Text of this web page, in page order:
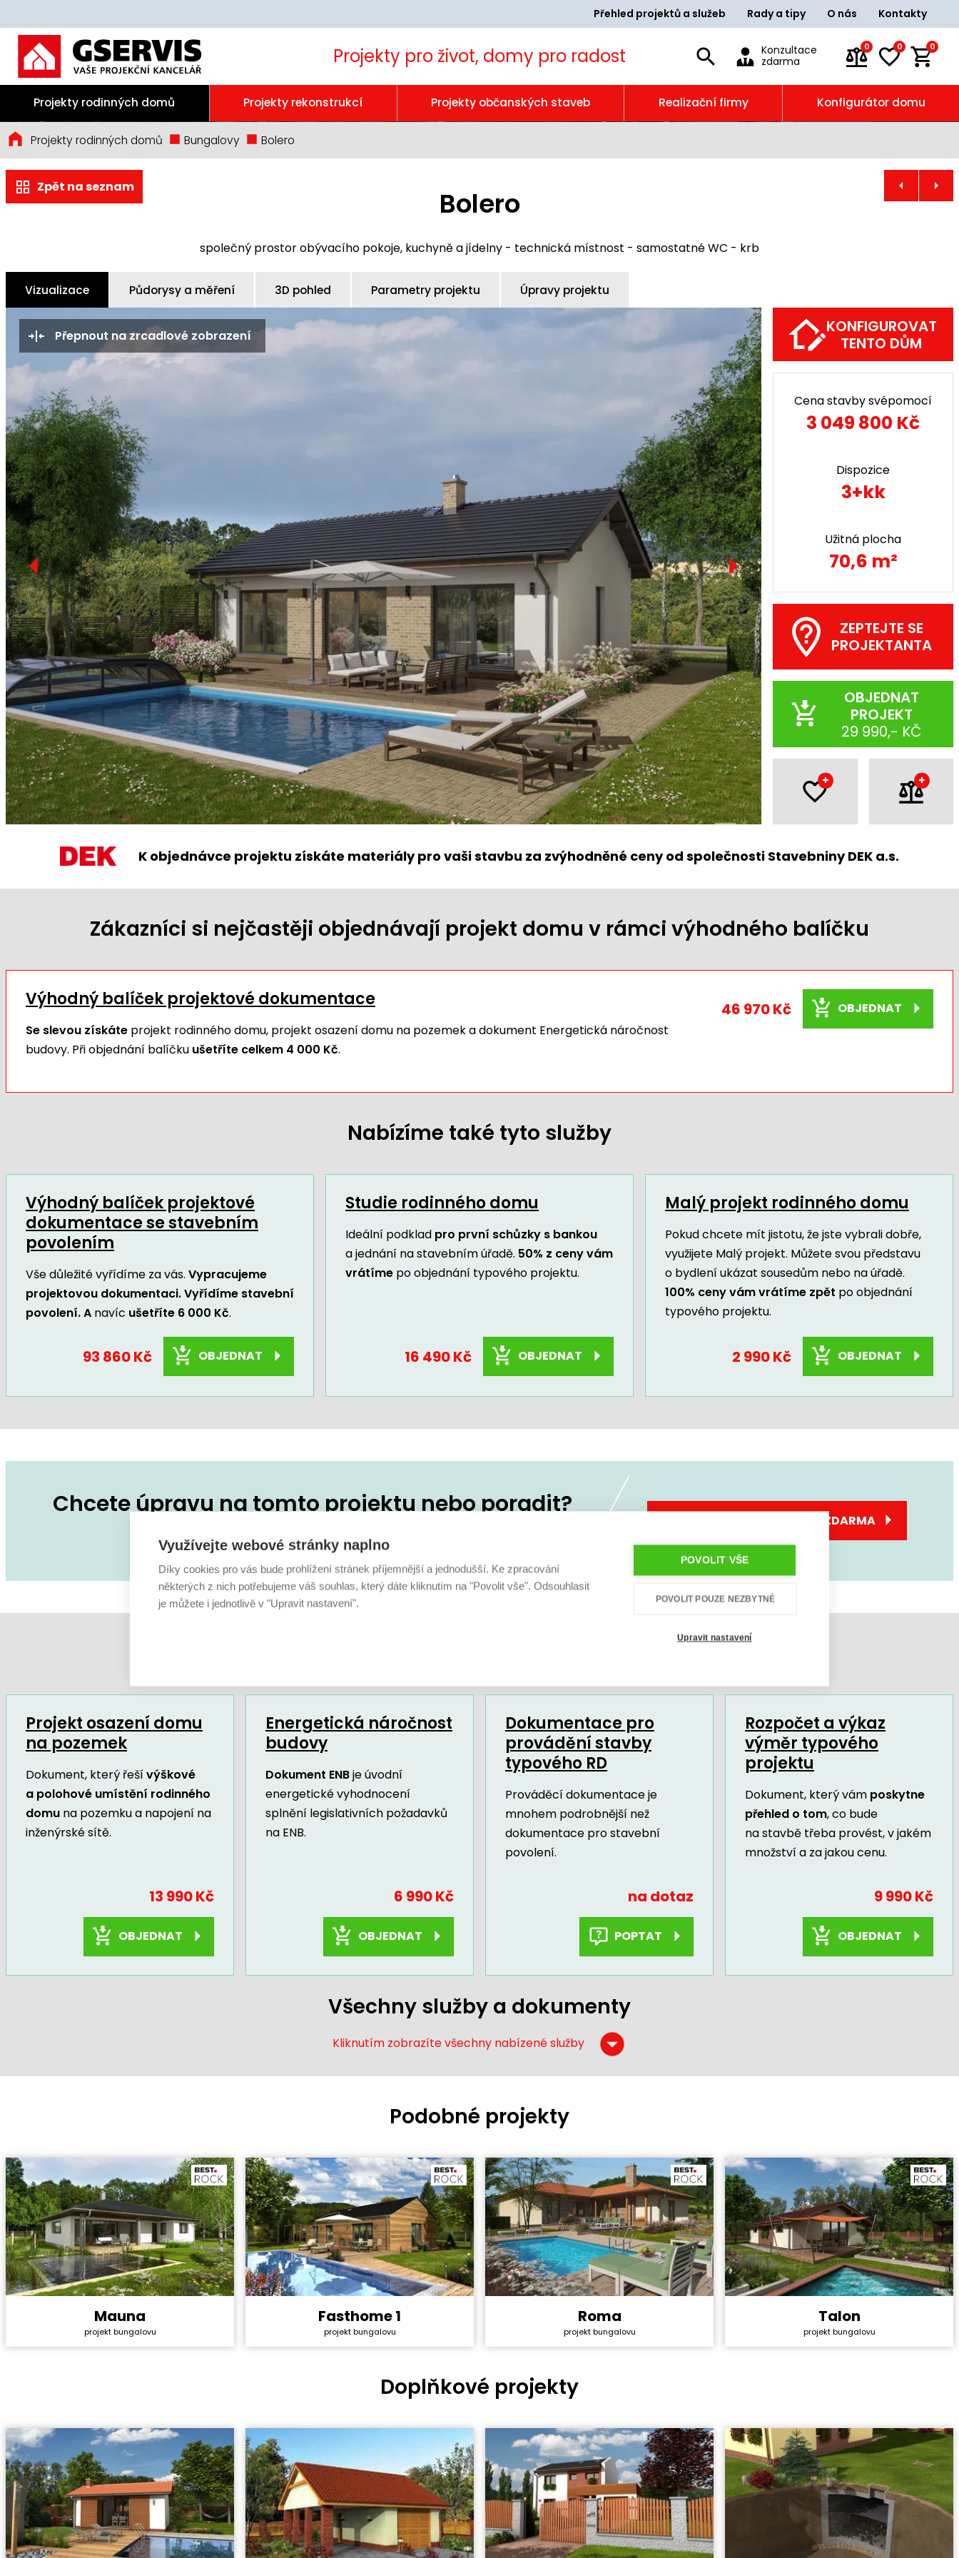
Přehled projektů a služeb Rady a tipy O nás Kontakty
Projekty pro život, domy pro radost
Konzultace
zdarma
0 0 0
Projekty rodinných domů Projekty rekonstrukcí Projekty občanských staveb Realizační firmy Konfigurátor domu
Projekty rodinných domů Bungalovy Bolero
Bolero
Zpět na seznam
společný prostor obývacího pokoje, kuchyně a jídelny - technická místnost - samostatné WC - krb
Vizualizace Půdorysy a měření 3D pohled Parametry projektu Úpravy projektu
Přepnout na zrcadlové zobrazení
KONFIGUROVAT
TENTO DŮM
Cena stavby svépomocí
3 049 800 Kč
Dispozice
3+kk
Užitná plocha
70,6 m²
ZEPTEJTE SE
PROJEKTANTA
OBJEDNAT
PROJEKT
29 990,- KČ
+ +
K objednávce projektu získáte materiály pro vaši stavbu za zvýhodněné ceny od společnosti Stavebniny DEK a.s.
Zákazníci si nejčastěji objednávají projekt domu v rámci výhodného balíčku
Výhodný balíček projektové dokumentace
Se slevou získáte projekt rodinného domu, projekt osazení domu na pozemek a dokument Energetická náročnost
budovy. Při objednání balíčku ušetříte celkem 4 000 Kč.
46 970 Kč OBJEDNAT
Nabízíme také tyto služby
Výhodný balíček projektové
dokumentace se stavebním
povolením
Vše důležité vyřídíme za vás. Vypracujeme
projektovou dokumentaci. Vyřídíme stavební
povolení. A navíc ušetříte 6 000 Kč.
93 860 Kč OBJEDNAT
Studie rodinného domu
Ideální podklad pro první schůzky s bankou
a jednání na stavebním úřadě. 50% z ceny vám
vrátímepo objednání typového projektu.
16 490 Kč OBJEDNAT
Malý projekt rodinného domu
Pokud chcete mít jistotu, že jste vybrali dobře,
využijete Malý projekt. Můžete svou představu
o bydlení ukázat sousedům nebo na úřadě.
100% ceny vám vrátíme zpět po objednání
typového projektu.
2 990 Kč OBJEDNAT
Chcete úpravu na tomto projektu nebo poradit?
Zeptejte se na cokoliv236 160 333
SJEDNEJTE SI KONZULTACI ZDARMA
Projekt osazení domu
na pozemek
Dokument, který řešívýškové
a polohové umístění rodinného
domu na pozemku a napojení na
inženýrské sítě.
13 990 Kč
OBJEDNAT
Energetická náročnost
budovy
Dokument ENBje úvodní
energetické vyhodnocení
splnění legislativních požadavků
na ENB.
6 990 Kč
OBJEDNAT
Dokumentace pro
provádění stavby
typového RD
Prováděcí dokumentace je
mnohem podrobnější než
dokumentace pro stavební
povolení.
na dotaz
POPTAT
Rozpočet a výkaz
výměr typového
projektu
Dokument, který vám poskytne
přehled o tom, co bude
na stavbě třeba provést, v jakém
množství a za jakou cenu.
9 990 Kč
OBJEDNAT
Všechny služby a dokumenty
Kliknutím zobrazíte všechny nabízené služby
Podobné projekty
Cena stavby svépomocí:
Cena projektu:
Mauna
projekt bungalovu
Cena stavby svépomocí:
Cena projektu:
Fasthome 1
projekt bungalovu
Cena stavby svépomocí:
Cena projektu:
Roma
projekt bungalovu
Cena stavby svépomocí:
Cena projektu:
Talon
projekt bungalovu
Doplňkové projekty
Využívejte webové stránky naplno
Díky cookies pro vás bude prohlížení stránek příjemnější a jednodušší. Ke zpracování
některých z nich potřebujeme váš souhlas, který dáte kliknutím na "Povolit vše". Odsouhlasit
je můžete i jednotlivě v "Upravit nastavení".
POVOLIT VŠE
POVOLIT POUZE NEZBYTNÉ
Upravit nastavení